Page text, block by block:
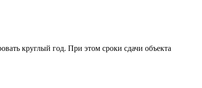
круглый год. При этом сроки сдачи объекта